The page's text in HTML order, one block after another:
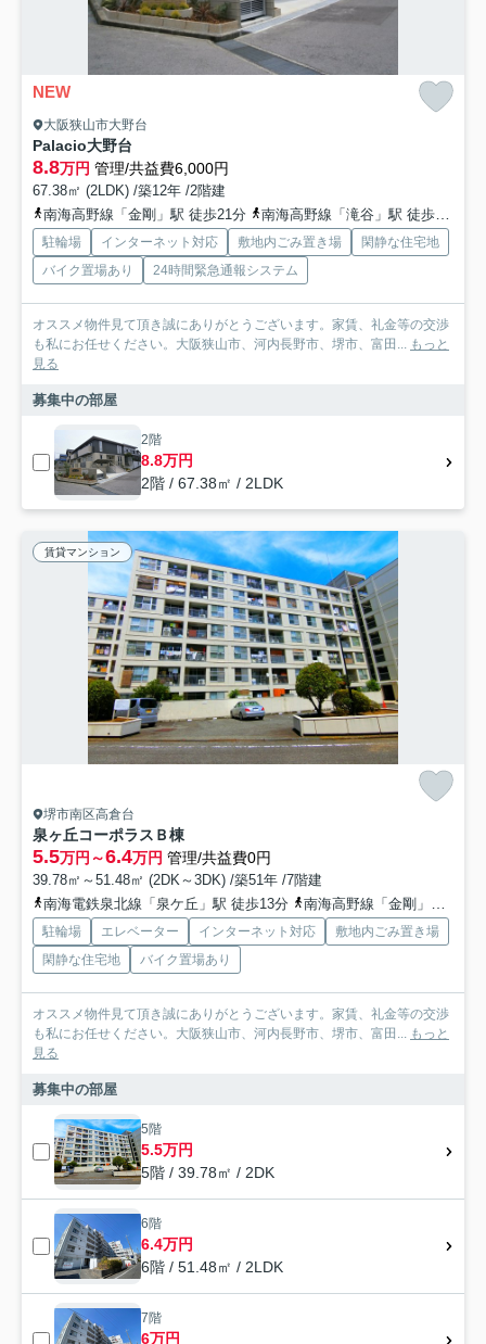
NEW
大阪狭山市大野台
Palacio大野台
8.8万円 管理/共益費6,000円
67.38㎡ (2LDK) /築12年 /2階建
南海高野線「金剛」駅 徒歩21分
南海高野線「滝谷」駅 徒歩23分
駐輪場 インターネット対応 敷地内ごみ置き場
閑静な住宅地
バイク置場あり
24時間緊急通報システム
オススメ物件見て頂き誠にありがとうございます。家賃、礼金等の交渉
も私にお任せください。大阪狭山市、河内長野市、堺市、富田... もっと
見る
募集中の部屋
2階
8.8万円
2階 / 67.38㎡ / 2LDK
賃貸マンション
堺市南区高倉台
泉ヶ丘コーポラスＢ棟
5.5万円～6.4万円 管理/共益費0円
39.78㎡～51.48㎡ (2DK～3DK) /築51年 /7階建
南海電鉄泉北線「泉ケ丘」駅 徒歩13分
南海高野線「金剛」駅 徒歩55分
駐輪場 エレベーター インターネット対応
敷地内ごみ置き場
閑静な住宅地
バイク置場あり
オススメ物件見て頂き誠にありがとうございます。家賃、礼金等の交渉
も私にお任せください。大阪狭山市、河内長野市、堺市、富田... もっと
見る
募集中の部屋
5階
5.5万円
5階 / 39.78㎡ / 2DK
6階
6.4万円
6階 / 51.48㎡ / 2LDK
7階
6万円